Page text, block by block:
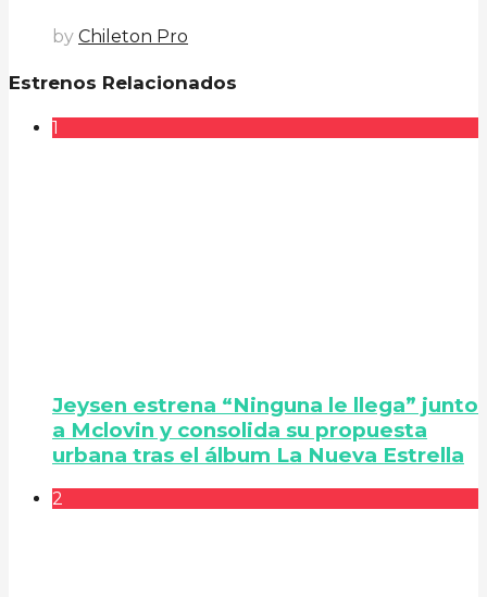
by Chileton Pro
Estrenos Relacionados
1
Jeysen estrena “Ninguna le llega” junto
a Mclovin y consolida su propuesta
urbana tras el álbum La Nueva Estrella
2